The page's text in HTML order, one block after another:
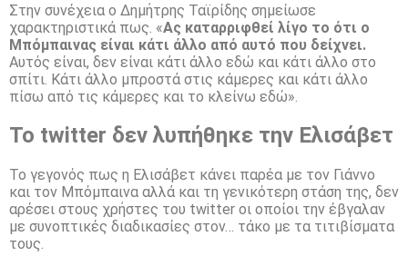
Στην συνέχεια ο Δημήτρης Ταϊρίδης σημείωσε
χαρακτηριστικά πως. «Ας καταρριφθεί λίγο το ότι ο
Μπόμπαινας είναι κάτι άλλο από αυτό που δείχνει.
Αυτός είναι, δεν είναι κάτι άλλο εδώ και κάτι άλλο στο
σπίτι. Κάτι άλλο μπροστά στις κάμερες και κάτι άλλο
πίσω από τις κάμερες και το κλείνω εδώ».
Το twitter δεν λυπήθηκε την Ελισάβετ
Το γεγονός πως η Ελισάβετ κάνει παρέα με τον Γιάννο
και τον Μπόμπαινα αλλά και τη γενικότερη στάση της, δεν
αρέσει στους χρήστες του twitter οι οποίοι την έβγαλαν
με συνοπτικές διαδικασίες στον… τάκο με τα τιτιβίσματα
τους.